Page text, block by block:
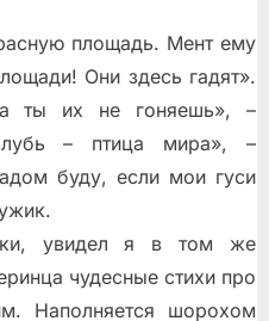
площадь. Мент ему
Они здесь гадят».
ты их не гоняешь», –
– птица мира», –
буду, если мои гуси
увидел я в том же
чудесные стихи про
Наполняется шорохом